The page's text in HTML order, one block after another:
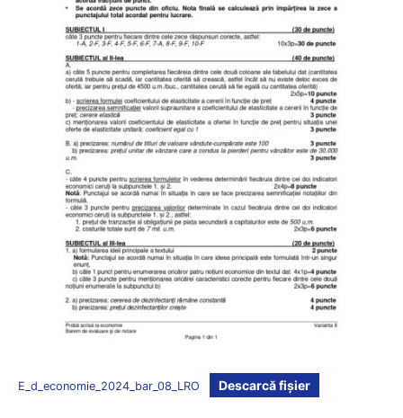
E_d_economie_2024_bar_08_LRO Descarcă fișier